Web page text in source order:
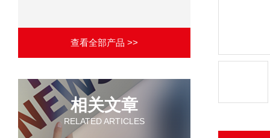
查看全部产品 >>
相关文章
RELATED ARTICLES